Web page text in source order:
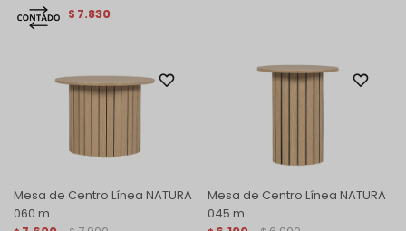
$ 7.830
Mesa de Centro Línea NATURA
060 m
Mesa de Centro Línea NATURA
045 m